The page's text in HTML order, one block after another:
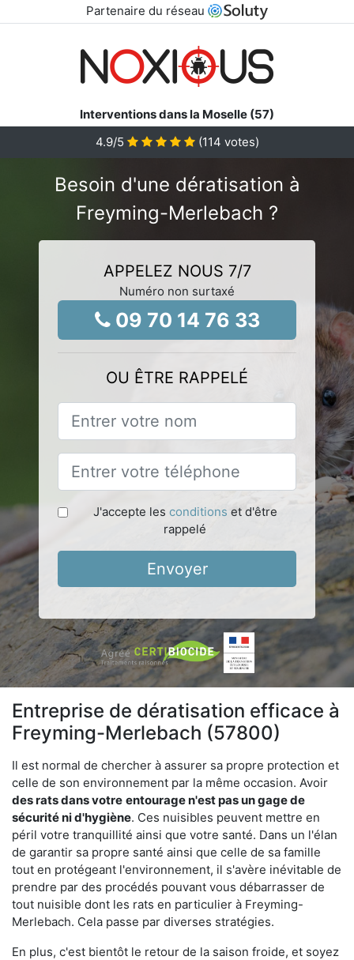
Partenaire du réseau
Interventions dans la Moselle (57)
4.9/5 (114 votes)
Besoin d'une dératisation à
Freyming-Merlebach ?
APPELEZ NOUS 7/7
Numéro non surtaxé
09 70 14 76 33
OU ÊTRE RAPPELÉ
J'accepte les conditions et d'être
rappelé
Envoyer
Entreprise de dératisation efficace à
Freyming-Merlebach (57800)
Il est normal de chercher à assurer sa propre protection et
celle de son environnement par la même occasion. Avoir
des rats dans votre entourage n'est pas un gage de
sécurité ni d'hygiène. Ces nuisibles peuvent mettre en
péril votre tranquillité ainsi que votre santé. Dans un l'élan
de garantir sa propre santé ainsi que celle de sa famille
tout en protégeant l'environnement, il s'avère inévitable de
prendre par des procédés pouvant vous débarrasser de
tout nuisible dont les rats en particulier à Freyming-
Merlebach. Cela passe par diverses stratégies.
En plus, c'est bientôt le retour de la saison froide, et soyez